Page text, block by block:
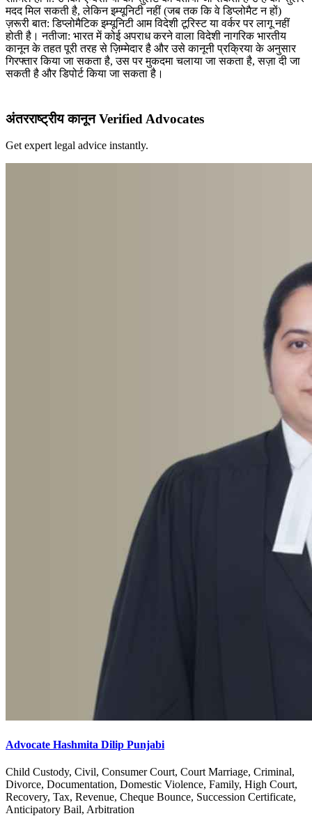
मदद मिल सकती है, लेकिन इम्यूनिटी नहीं (जब तक कि वे डिप्लोमैट न हों)
ज़रूरी बात: डिप्लोमैटिक इम्यूनिटी आम विदेशी टूरिस्ट या वर्कर पर लागू नहीं
होती है। नतीजा: भारत में कोई अपराध करने वाला विदेशी नागरिक भारतीय
कानून के तहत पूरी तरह से ज़िम्मेदार है और उसे कानूनी प्रक्रिया के अनुसार
गिरफ्तार किया जा सकता है, उस पर मुकदमा चलाया जा सकता है, सज़ा दी जा
सकती है और डिपोर्ट किया जा सकता है।
अंतरराष्ट्रीय कानून Verified Advocates
Get expert legal advice instantly.
Advocate Hashmita Dilip Punjabi
Child Custody, Civil, Consumer Court, Court Marriage, Criminal,
Divorce, Documentation, Domestic Violence, Family, High Court,
Recovery, Tax, Revenue, Cheque Bounce, Succession Certificate,
Anticipatory Bail, Arbitration